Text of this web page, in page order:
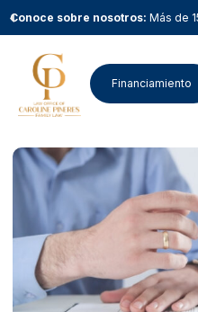
Conoce sobre nosotros: Más de
Financiamiento